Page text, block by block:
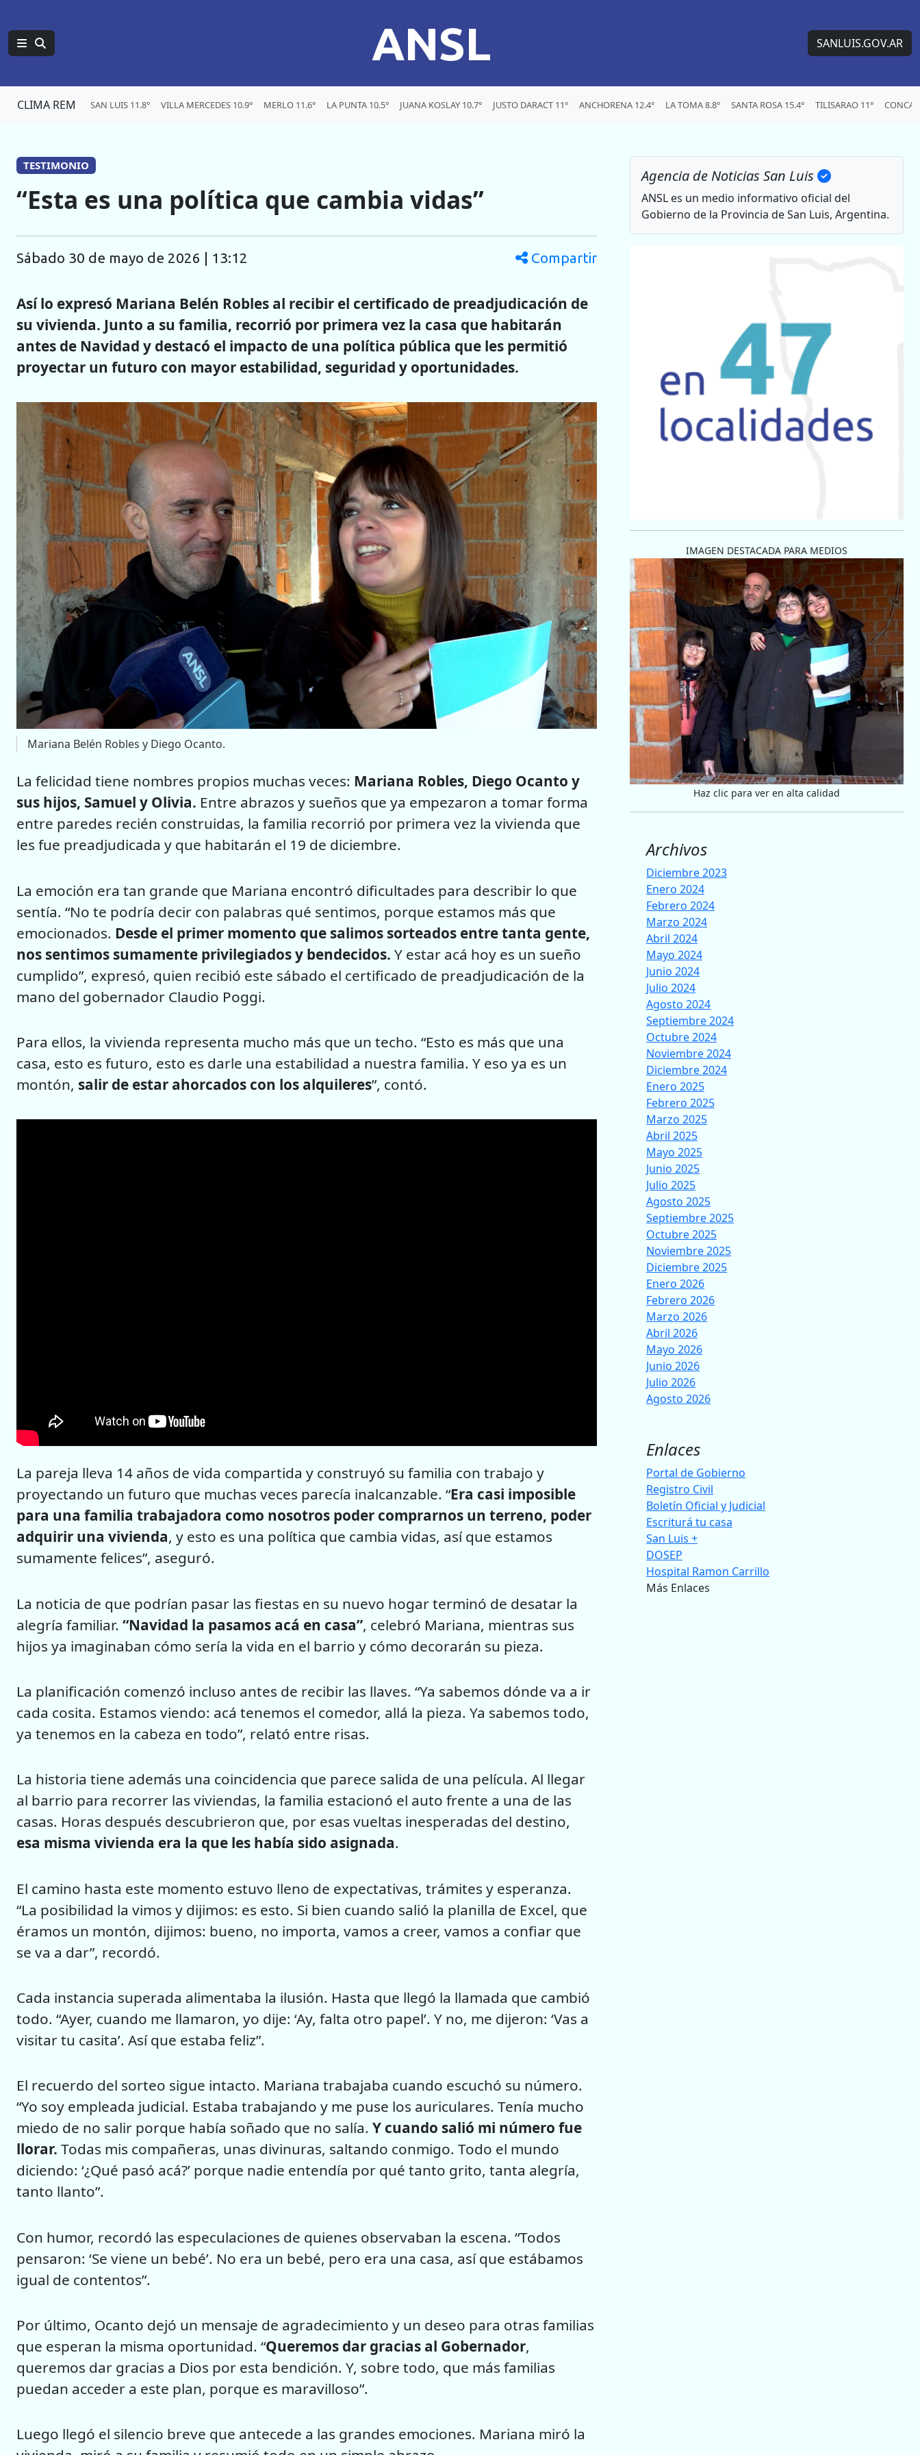
ANSL SANLUIS.GOV.AR
CLIMA REM SAN LUIS 11.8° VILLA MERCEDES 10.9° MERLO 11.6° LA PUNTA 10.5° JUANA KOSLAY 10.7° JUSTO DARACT 11° ANCHORENA 12.4° LA TOMA 8.8° SANTA ROSA 15.4° TILISARAO 11°
TESTIMONIO
“Esta es una política que cambia vidas”
sábado 30 de mayo de 2026 | 13:12 Compartir
Así lo expresó Mariana Belén Robles al recibir el certificado de preadjudicación de
su vivienda. Junto a su familia, recorrió por primera vez la casa que habitarán
antes de Navidad y destacó el impacto de una política pública que les permitió
proyectar un futuro con mayor estabilidad, seguridad y oportunidades.
Mariana Belén Robles y Diego Ocanto.
La felicidad tiene nombres propios muchas veces: Mariana Robles, Diego Ocanto y
sus hijos, Samuel y Olivia. Entre abrazos y sueños que ya empezaron a tomar forma
entre paredes recién construidas, la familia recorrió por primera vez la vivienda que
les fue preadjudicada y que habitarán el 19 de diciembre.
La emoción era tan grande que Mariana encontró dificultades para describir lo que
sentía. “No te podría decir con palabras qué sentimos, porque estamos más que
emocionados. Desde el primer momento que salimos sorteados entre tanta gente,
nos sentimos sumamente privilegiados y bendecidos. Y estar acá hoy es un sueño
cumplido”, expresó, quien recibió este sábado el certificado de preadjudicación de la
mano del gobernador Claudio Poggi.
Para ellos, la vivienda representa mucho más que un techo. “Esto es más que una
casa, esto es futuro, esto es darle una estabilidad a nuestra familia. Y eso ya es un
montón, salir de estar ahorcados con los alquileres”, contó.
La pareja lleva 14 años de vida compartida y construyó su familia con trabajo y
proyectando un futuro que muchas veces parecía inalcanzable. “Era casi imposible
para una familia trabajadora como nosotros poder comprarnos un terreno, poder
adquirir una vivienda, y esto es una política que cambia vidas, así que estamos
sumamente felices”, aseguró.
La noticia de que podrían pasar las fiestas en su nuevo hogar terminó de desatar la
alegría familiar. “Navidad la pasamos acá en casa”, celebró Mariana, mientras sus
hijos ya imaginaban cómo sería la vida en el barrio y cómo decorarán su pieza.
La planificación comenzó incluso antes de recibir las llaves. “Ya sabemos dónde va a ir
cada cosita. Estamos viendo: acá tenemos el comedor, allá la pieza. Ya sabemos todo,
ya tenemos en la cabeza en todo”, relató entre risas.
La historia tiene además una coincidencia que parece salida de una película. Al llegar
al barrio para recorrer las viviendas, la familia estacionó el auto frente a una de las
casas. Horas después descubrieron que, por esas vueltas inesperadas del destino,
esa misma vivienda era la que les había sido asignada.
El camino hasta este momento estuvo lleno de expectativas, trámites y esperanza.
“La posibilidad la vimos y dijimos: es esto. Si bien cuando salió la planilla de Excel, que
éramos un montón, dijimos: bueno, no importa, vamos a creer, vamos a confiar que
se va a dar”, recordó.
Cada instancia superada alimentaba la ilusión. Hasta que llegó la llamada que cambió
todo. “Ayer, cuando me llamaron, yo dije: ‘Ay, falta otro papel’. Y no, me dijeron: ‘Vas a
visitar tu casita’. Así que estaba feliz”.
El recuerdo del sorteo sigue intacto. Mariana trabajaba cuando escuchó su número.
“Yo soy empleada judicial. Estaba trabajando y me puse los auriculares. Tenía mucho
miedo de no salir porque había soñado que no salía. Y cuando salió mi número fue
llorar. Todas mis compañeras, unas divinuras, saltando conmigo. Todo el mundo
diciendo: ‘¿Qué pasó acá?’ porque nadie entendía por qué tanto grito, tanta alegría,
tanto llanto”.
Con humor, recordó las especulaciones de quienes observaban la escena. “Todos
pensaron: ‘Se viene un bebé’. No era un bebé, pero era una casa, así que estábamos
igual de contentos”.
Por último, Ocanto dejó un mensaje de agradecimiento y un deseo para otras familias
que esperan la misma oportunidad. “Queremos dar gracias al Gobernador,
queremos dar gracias a Dios por esta bendición. Y, sobre todo, que más familias
puedan acceder a este plan, porque es maravilloso”.
Luego llegó el silencio breve que antecede a las grandes emociones. Mariana miró la
Agencia de Noticias San Luis
ANSL es un medio informativo oficial del
Gobierno de la Provincia de San Luis, Argentina.
IMAGEN DESTACADA PARA MEDIOS
Haz clic para ver en alta calidad
Archivos
Diciembre 2023
Enero 2024
Febrero 2024
Marzo 2024
Abril 2024
Mayo 2024
Junio 2024
Julio 2024
Agosto 2024
Septiembre 2024
Octubre 2024
Noviembre 2024
Diciembre 2024
Enero 2025
Febrero 2025
Marzo 2025
Abril 2025
Mayo 2025
Junio 2025
Julio 2025
Agosto 2025
Septiembre 2025
Octubre 2025
Noviembre 2025
Diciembre 2025
Enero 2026
Febrero 2026
Marzo 2026
Abril 2026
Mayo 2026
Junio 2026
Julio 2026
Agosto 2026
Enlaces
Portal de Gobierno
Registro Civil
Boletín Oficial y Judicial
Escriturá tu casa
San Luis +
DOSEP
Hospital Ramon Carrillo
Más Enlaces